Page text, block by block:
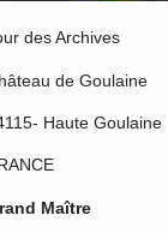
des Archives
de Goulaine
Haute Goulaine
Maître